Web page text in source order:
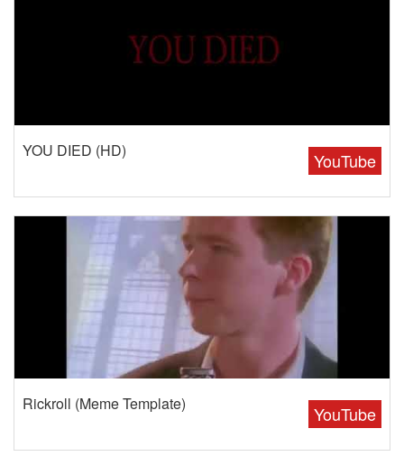
YouTube
YOU DIED (HD)
YouTube
Rickroll (Meme Template)